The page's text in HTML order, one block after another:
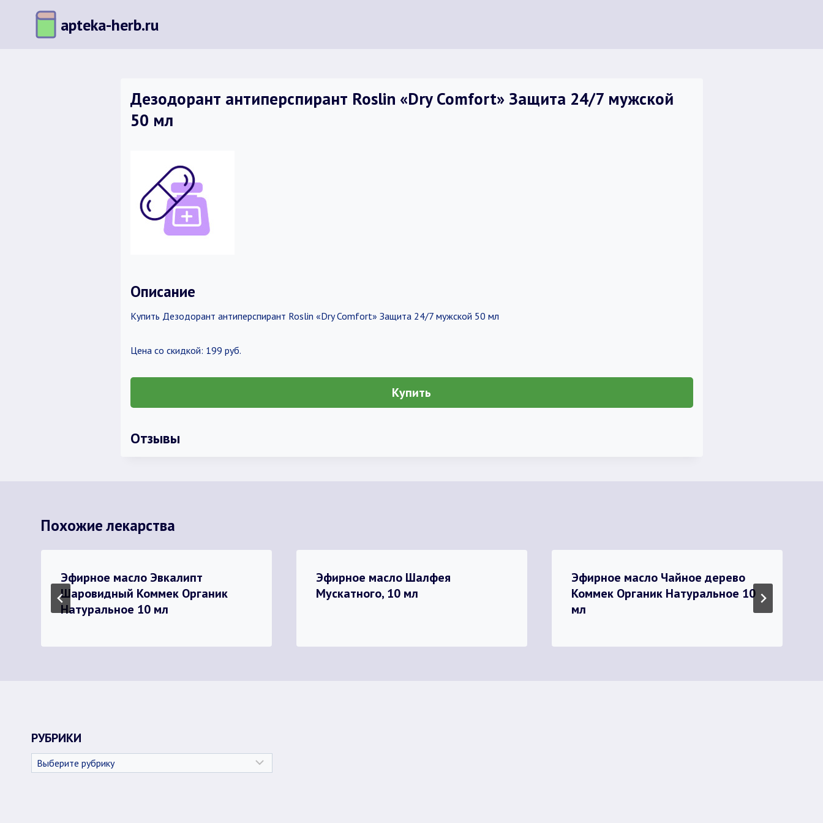
содержимому
apteka-herb.ru
Дезодорант антиперспирант Roslin «Dry Comfort» Защита 24/7 мужской
50 мл
Описание
Купить Дезодорант антиперспирант Roslin «Dry Comfort» Защита 24/7 мужской 50 мл
Цена со скидкой: 199 руб.
Купить
Отзывы
Похожие лекарства
Эфирное масло Эвкалипт
Шаровидный Коммек Органик
Натуральное 10 мл
Эфирное масло Шалфея
Мускатного, 10 мл
Эфирное масло Чайное дерево
Коммек Органик Натуральное 10
мл
РУБРИКИ
Рубрики